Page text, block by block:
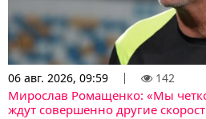
06 авг. 2026, 09:59 142
Мирослав Ромащенко: «Мы
ждут совершенно другие